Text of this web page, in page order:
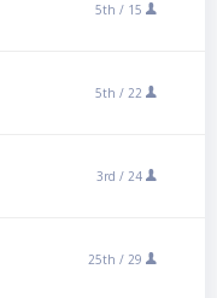
5th / 15
5th / 22
3rd / 24
25th / 29